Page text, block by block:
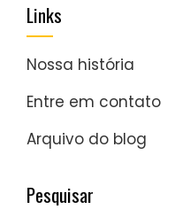
Links
Nossa história
Entre em contato
Arquivo do blog
Pesquisar